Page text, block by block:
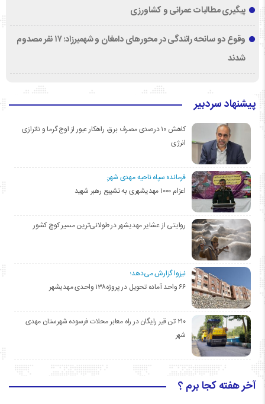
پیگیری مطالبات عمرانی و کشاورزی
وقوع دو سانحه رانندگی در محورهای دامغان و شهمیرزاد؛ ۱۷ نفر مصدوم
شدند
پیشنهاد سردبیر
کاهش ۱۰ درصدی مصرف برق، راهکار عبور از اوج گرما و ناترازی
انرژی
فرمانده سپاه ناحیه مهدی شهر:
اعزام ۱۰۰۰ مهدیشهری به تشییع رهبر شهید
روایتی از عشایر مهدیشهر در طولانی‌ترین مسیر کوچ کشور
نیزوا گزارش می‌دهد؛
۶۶ واحد آماده تحویل در پروژه۱۳۸ واحدی مهدیشهر
۲۱۰ تن قیر رایگان در راه معابر محلات فرسوده شهرستان مهدی
شهر
آخر هفته کجا برم ؟